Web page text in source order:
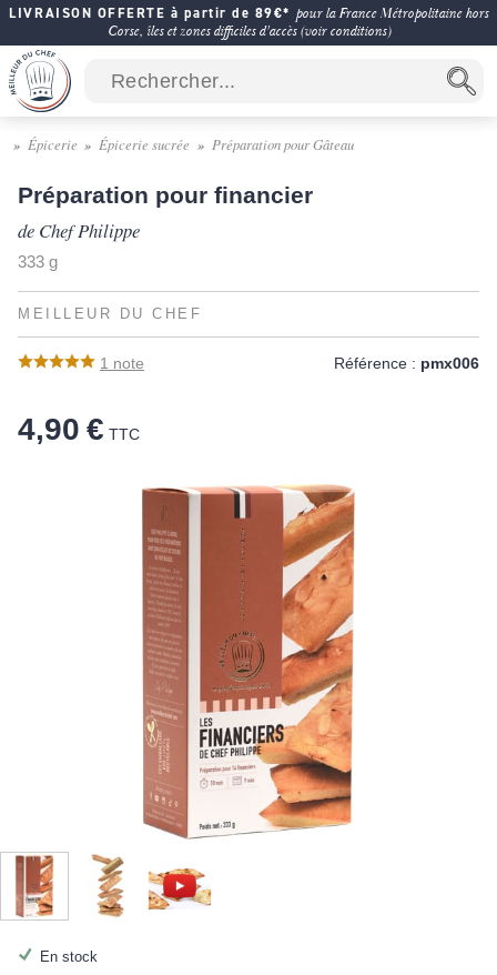
LIVRAISON OFFERTE à partir de 89€* pour la France Métropolitaine hors
Corse, îles et zones difficiles d'accès (voir conditions)
Épicerie Épicerie sucrée Préparation pour Gâteau
Préparation pour financier
de Chef Philippe
333 g
MEILLEUR DU CHEF
1 note Référence : pmx006
4,90 € TTC
En stock